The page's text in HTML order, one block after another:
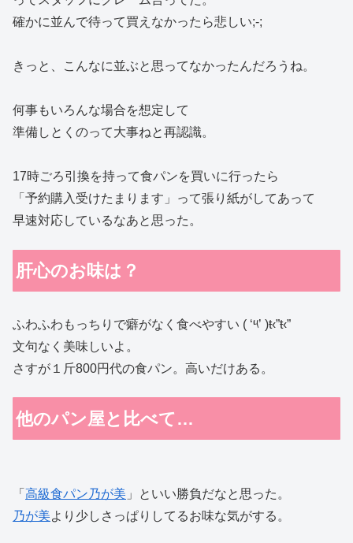
確かに並んで待って買えなかったら悲しい;-;
きっと、こんなに並ぶと思ってなかったんだろうね。
何事もいろんな場合を想定して
準備しとくのって大事ねと再認識。
17時ごろ引換を持って食パンを買いに行ったら
「予約購入受けたまります」って張り紙がしてあって
早速対応しているなあと思った。
肝心のお味は？
ふわふわもっちりで癖がなく食べやすい ( ‘༥’ )ŧ‹”ŧ‹”
文句なく美味しいよ。
さすが１斤800円代の食パン。高いだけある。
他のパン屋と比べて…
「 高級食パン乃が美 」といい勝負だなと思った。
乃が美より少しさっぱりしてるお味な気がする。